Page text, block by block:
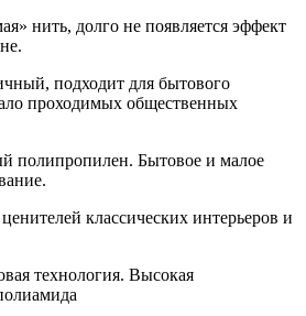
нить, долго не появляется эффект
подходит для бытового
проходимых общественных
полипропилен. Бытовое и малое
классических интерьеров и
технология. Высокая